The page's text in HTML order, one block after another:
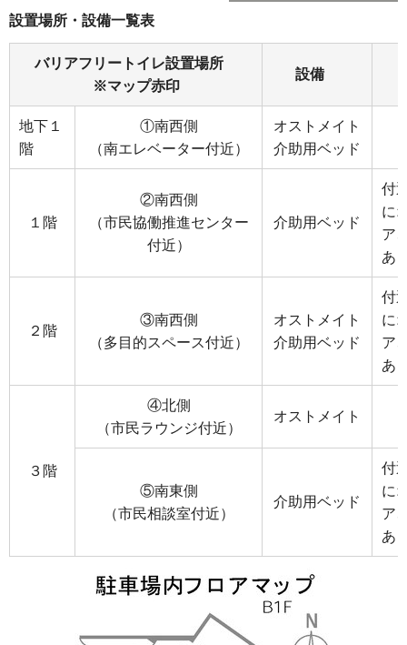
設置場所・設備一覧表
バリアフリートイレ設置場所
※マップ赤印
設備
地下１
階
①南西側
（南エレベーター付近）
オストメイト
介助用ベッド
１階
②南西側
（市民協働推進センター
付近）
介助用ベッド
付
に
ア
あ
２階
③南西側
（多目的スペース付近）
オストメイト
介助用ベッド
付
に
ア
あ
３階
④北側
（市民ラウンジ付近）
オストメイト
⑤南東側
（市民相談室付近）
介助用ベッド
付
に
ア
あ